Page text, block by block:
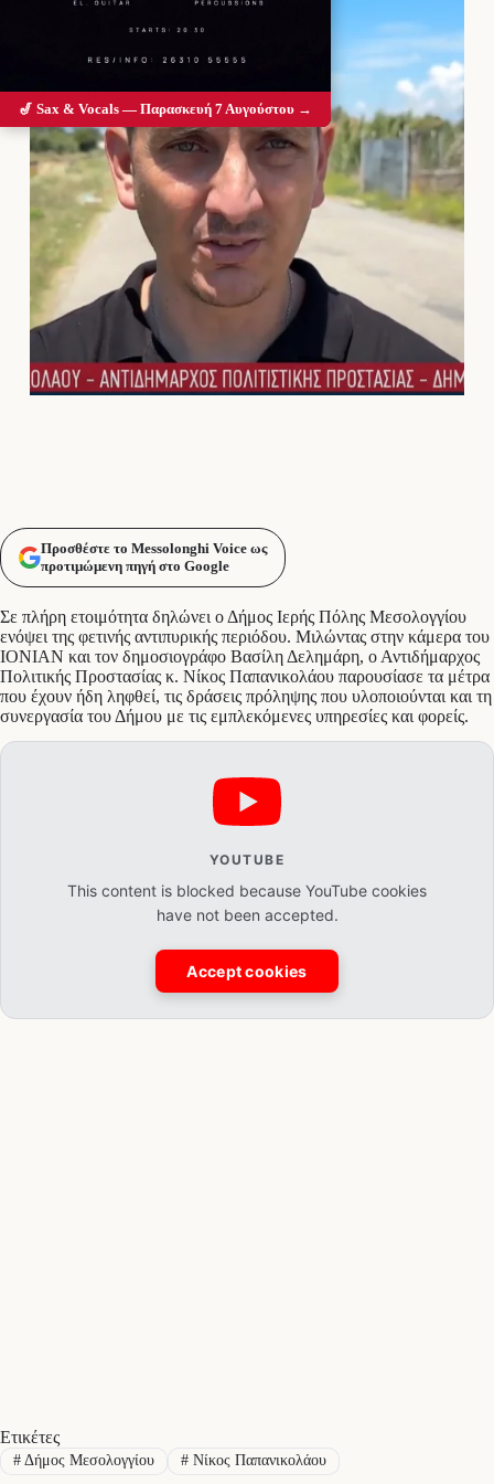
Προσθέστε το Messolonghi Voice ως
προτιμώμενη πηγή στο Google
Σε πλήρη ετοιμότητα δηλώνει ο Δήμος Ιερής Πόλης Μεσολογγίου
ενόψει της φετινής αντιπυρικής περιόδου. Μιλώντας στην κάμερα του
ΙΟΝΙΑΝ και τον δημοσιογράφο Βασίλη Δελημάρη, ο Αντιδήμαρχος
Πολιτικής Προστασίας κ. Νίκος Παπανικολάου παρουσίασε τα μέτρα
που έχουν ήδη ληφθεί, τις δράσεις πρόληψης που υλοποιούνται και τη
συνεργασία του Δήμου με τις εμπλεκόμενες υπηρεσίες και φορείς.
YOUTUBE
This content is blocked because YouTube cookies
have not been accepted.
Accept cookies
Ετικέτες
#Δήμος Μεσολογγίου #Νίκος Παπανικολάου
🎷 Sax & Vocals — Παρασκευή 7 Αυγούστου →